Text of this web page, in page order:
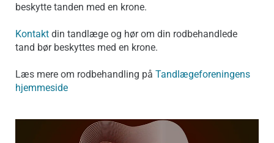
beskytte tanden med en krone.
Kontakt din tandlæge og hør om din rodbehandlede
tand bør beskyttes med en krone.
Læs mere om rodbehandling på Tandlægeforeningens
hjemmeside